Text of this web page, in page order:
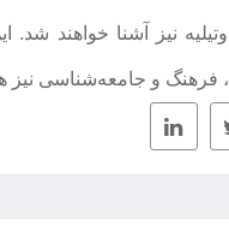
نیز آشنا خواهند
فرهنگ و جامعه‌شناسی